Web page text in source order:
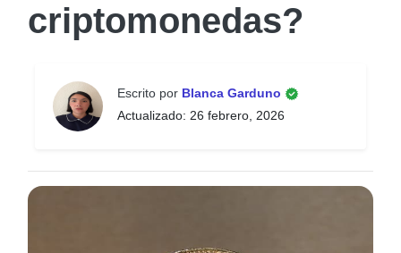
criptomonedas?
Escrito por Blanca Garduno
Actualizado: 26 febrero, 2026